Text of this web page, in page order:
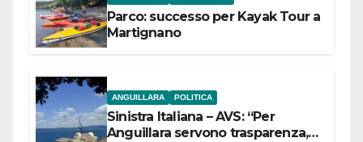
Parco: successo per Kayak Tour a
Martignano
ANGUILLARA POLITICA
Sinistra Italiana – AVS: “Per
Anguillara servono trasparenza,